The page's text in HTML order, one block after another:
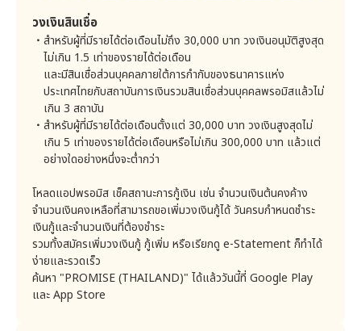
สมัครใหม่และเปลี่ยนสัญญา)
กรณีผลการตรวจสอบ
ข้อมูลเครดิต ปรากฏข้อมูล
สืบค้นหรือข้อมูลบัญชีอัน
12 บาท/ครั้ง
กรณีผลการตรวจสอบ
ข้อมูลเครดิต ไม่ปรากฏทั้ง
ข้อมูลสืบค้นและข้อมูล
(ในกรณีที่ผลการอนุมัติไม่ผ่านจะไม่จัดเก็บเงินค่า
ธรรมเนียมตรวจสอบข้อมูลเครดิต)
ในบัญชีไม่พอจ่าย
ไม่มี
. ธนาคารแห่งประเทศไทย (ธปท.)
. บริษัท ข้อมูลเครดิตแห่งชาติ จำกัด (เครดิตบูโร)
. สำนักงานป้องกันและปราบปรามการฟอกเงิน (ปปง.)
. สำนักงานคณะกรรมการคุ้มครองข้อมูลส่วนบุคคล
. เจ้าหน้าที่ตำรวจ
. ศาล
. การดำเนินการตามคำร้องขอจากแต่ละหน่วยงานรัฐตา
มกฏหมายแห่งราชอาณาจักรไทยอื่นๆ
2) การปฏิบัติงานเกี่ยวกับสัญญาที่มีกับลูกค้า
. การปฏิบัติงานเกี่ยวกับการรับสมัครลูกค้า
. การปฏิบัติงานเกี่ยวกับการให้เงินกู้แก่ลูกค้า
. การปฏิบัติงานเกี่ยวกับการบริหารบัญชี (การทวงถาม
หนี้)
. การปฏิบัติงานเกี่ยวกับการพิมพ์และส่งเอกสาร (ใบ
แจ้งหนี้ รายงานประจำปี จดหมายทวงถามหนี้ ฯลฯ) ไป
วงเงินสินเชื่อ
สำหรับผู้ที่มีรายได้ต่อเดือนไม่ถึง 30,000 บาท วงเงินอนุมัติสูงสุด
ไม่เกิน 1.5 เท่าของรายได้ต่อเดือน
และมีสินเชื่อส่วนบุคคลภายใต้การกำกับของธนาคารแห่ง
ประเทศไทยกับสถาบันการเงินรวมสินเชื่อส่วนบุคคลพรอมิสแล้วไม่
เกิน 3 สถาบัน
สำหรับผู้ที่มีรายได้ต่อเดือนตั้งแต่ 30,000 บาท วงเงินสูงสุดไม่
เกิน 5 เท่าของรายได้ต่อเดือนหรือไม่เกิน 300,000 บาท แล้วแต่
อย่างใดอย่างหนึ่งจะต่ำกว่า
โหลดแอปพรอมิส เช็คสถานะการกู้เงิน เช่น จำนวนเงินต้นคงค้าง
จำนวนเงินคงเหลือที่สามารถขอเพิ่มวงเงินกู้ได้ วันครบกำหนดชำระ
เงินกู้และจำนวนเงินที่ต้องชำระ
รวมทั้งสมัครเพิ่มวงเงินกู้ กู้เพิ่ม หรือเรียกดู e-Statement ก็ทำได้
ง่ายและรวดเร็ว
ค้นหา "PROMISE (THAILAND)" ได้แล้ววันนี้ที่ Google Play
และ App Store